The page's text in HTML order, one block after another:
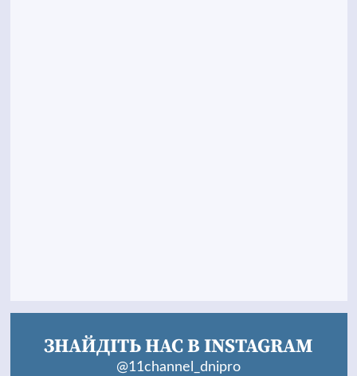
ЗНАЙДІТЬ НАС В INSTAGRAM
@11channel_dnipro